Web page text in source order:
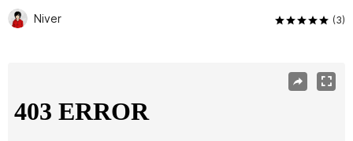
Niver (3)